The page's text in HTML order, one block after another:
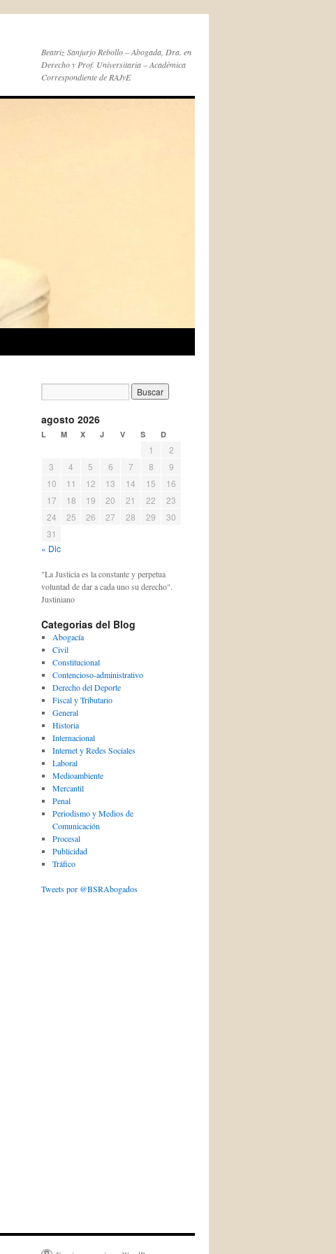
Beatriz Sanjurjo Rebollo – Abogada, Dra. en
Derecho y Prof. Universitaria – Académica
Correspondiente de RAJyE
agosto 2026
L M X J V S D
1
2
3
4 5 6 7 8
9
10
11 12 13 14 15
16
17
18 19 20 21 22
23
24
25 26 27 28 29
30
31
« Dic
"La Justicia es la constante y perpetua
voluntad de dar a cada uno su derecho".
Justiniano
Categorias del Blog
Abogacía
Civil
Constitucional
Contencioso-administrativo
Derecho del Deporte
Fiscal y Tributario
General
Historia
Internacional
Internet y Redes Sociales
Laboral
Medioambiente
Mercantil
Penal
Periodismo y Medios de
Comunicación
Procesal
Publicidad
Tráfico
Tweets por @BSRAbogados